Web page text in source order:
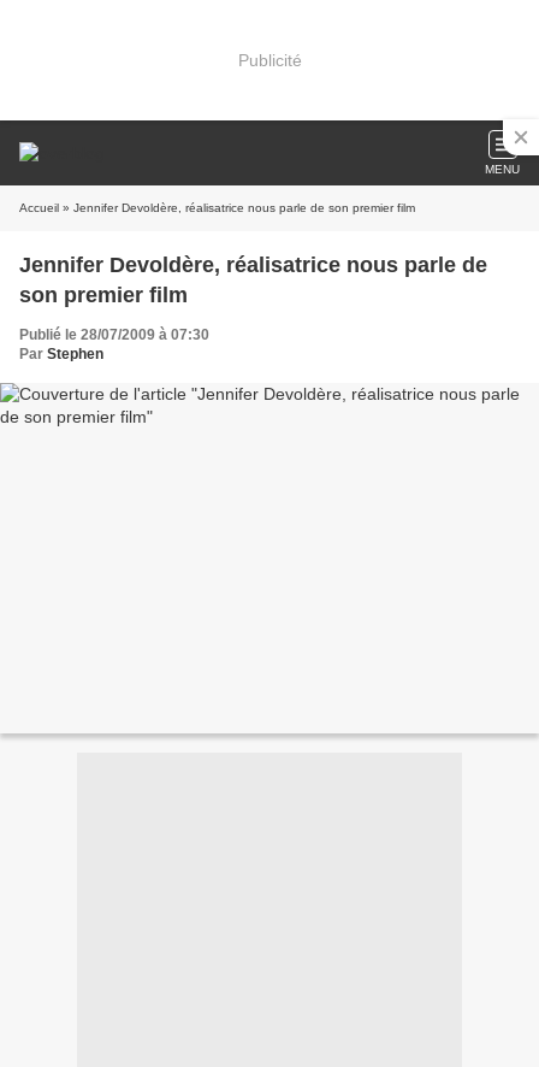
Publicité
MENU
Accueil » Jennifer Devoldère, réalisatrice nous parle de son premier film
Jennifer Devoldère, réalisatrice nous parle de
son premier film
Publié le 28/07/2009 à 07:30
Par Stephen